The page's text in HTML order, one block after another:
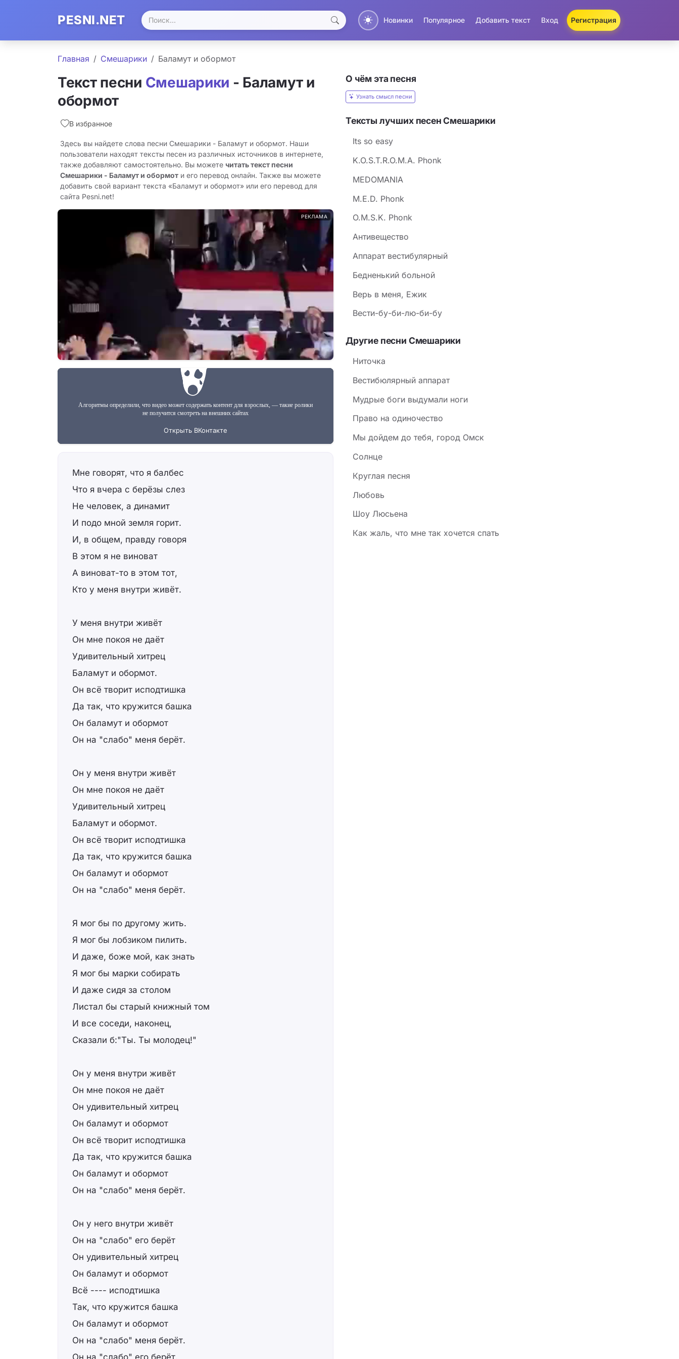
PESNI.NET Новинки Популярное Добавить текст Вход Регистрация
Главная Смешарики Баламут и обормот
Текст песни Смешарики - Баламут и
обормот
В избранное
Здесь вы найдете слова песни Смешарики - Баламут и обормот. Наши
пользователи находят тексты песен из различных источников в интернете,
также добавляют самостоятельно. Вы можете читать текст песни
Смешарики - Баламут и обормот и его перевод онлайн. Также вы можете
добавить свой вариант текста «Баламут и обормот» или его перевод для
сайта Pesni.net!
РЕКЛАМА
Мне говорят, что я балбес
Что я вчера с берёзы слез
Не человек, а динамит
И подо мной земля горит.
И, в общем, правду говоря
В этом я не виноват
А виноват-то в этом тот,
Кто у меня внутри живёт.
У меня внутри живёт
Он мне покоя не даёт
Удивительный хитрец
Баламут и обормот.
Он всё творит исподтишка
Да так, что кружится башка
Он баламут и обормот
Он на "слабо" меня берёт.
Он у меня внутри живёт
Он мне покоя не даёт
Удивительный хитрец
Баламут и обормот.
Он всё творит исподтишка
Да так, что кружится башка
Он баламут и обормот
Он на "слабо" меня берёт.
Я мог бы по другому жить.
Я мог бы лобзиком пилить.
И даже, боже мой, как знать
Я мог бы марки собирать
И даже сидя за столом
Листал бы старый книжный том
И все соседи, наконец,
Сказали б:"Ты. Ты молодец!"
Он у меня внутри живёт
Он мне покоя не даёт
Он удивительный хитрец
Он баламут и обормот
Он всё творит исподтишка
Да так, что кружится башка
Он баламут и обормот
Он на "слабо" меня берёт.
Он у него внутри живёт
Он на "слабо" его берёт
Он удивительный хитрец
Он баламут и обормот
Всё ---- исподтишка
Так, что кружится башка
Он баламут и обормот
Он на "слабо" меня берёт.
О чём эта песня
Узнать смысл песни
Тексты лучших песен Смешарики
Its so easy
K.O.S.T.R.O.M.A. Phonk
MEDOMANIA
M.E.D. Phonk
O.M.S.K. Phonk
Антивещество
Аппарат вестибулярный
Бедненький больной
Верь в меня, Ежик
Вести-бу-би-лю-би-бу
Другие песни Смешарики
Ниточка
Вестибюлярный аппарат
Мудрые боги выдумали ноги
Право на одиночество
Мы дойдем до тебя, город Омск
Солнце
Круглая песня
Любовь
Шоу Люсьена
Как жаль, что мне так хочется спать